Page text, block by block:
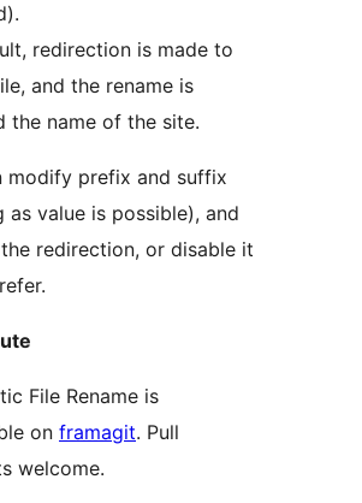
redirection is made to
and the rename is
the name of the site.
modify prefix and suffix
as value is possible), and
redirection, or disable it
File Rename is
on framagit. Pull
welcome.